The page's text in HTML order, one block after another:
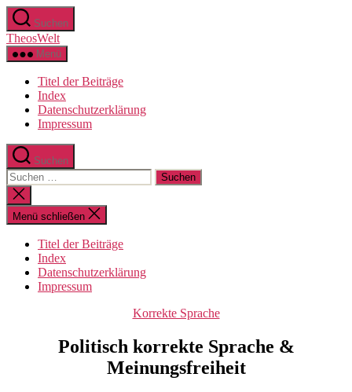
Zum
Inhalt
springen
Suchen
TheosWelt
Menü
Titel der Beiträge
Index
Datenschutzerklärung
Impressum
Suchen
Suchen
nach:
Suche
schließen
Menü schließen
Titel der Beiträge
Index
Datenschutzerklärung
Impressum
Kategorien
Korrekte Sprache
Politisch korrekte Sprache &
Meinungsfreiheit